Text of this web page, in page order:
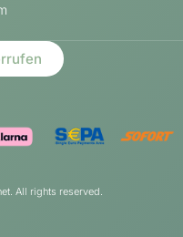
All rights reserved.